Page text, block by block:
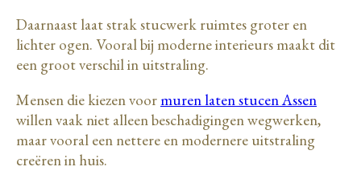
Daarnaast laat strak stucwerk ruimtes groter en
lichter ogen. Vooral bij moderne interieurs maakt dit
een groot verschil in uitstraling.
Mensen die kiezen voor muren laten stucen Assen
willen vaak niet alleen beschadigingen wegwerken,
maar vooral een nettere en modernere uitstraling
creëren in huis.